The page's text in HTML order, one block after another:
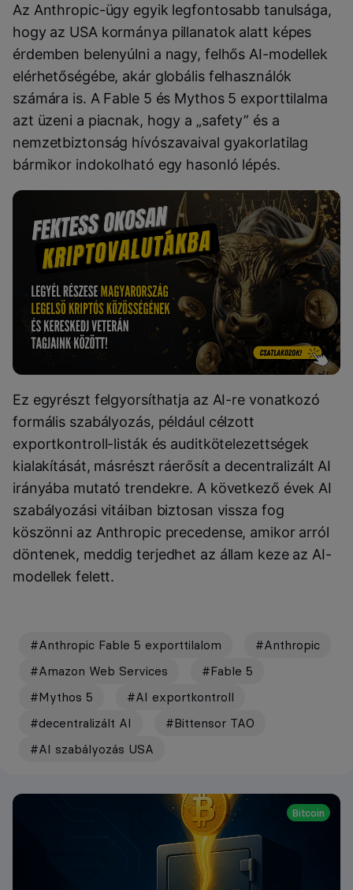
Az Anthropic-ügy egyik legfontosabb tanulsága,
hogy az USA kormánya pillanatok alatt képes
érdemben belenyúlni a nagy, felhős AI-modellek
elérhetőségébe, akár globális felhasználók
számára is. A Fable 5 és Mythos 5 exporttilalma
azt üzeni a piacnak, hogy a „safety” és a
nemzetbiztonság hívószavaival gyakorlatilag
bármikor indokolható egy hasonló lépés.
Ez egyrészt felgyorsíthatja az AI-re vonatkozó
formális szabályozás, például célzott
exportkontroll-listák és auditkötelezettségek
kialakítását, másrészt ráerősít a decentralizált AI
irányába mutató trendekre. A következő évek AI
szabályozási vitáiban biztosan vissza fog
köszönni az Anthropic precedense, amikor arról
döntenek, meddig terjedhet az állam keze az AI-
modellek felett.
#Anthropic Fable 5 exporttilalom
#Anthropic
#Amazon Web Services
#Fable 5
#Mythos 5
#AI exportkontroll
#decentralizált AI
#Bittensor TAO
#AI szabályozás USA
Bitcoin